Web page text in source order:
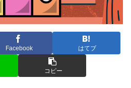
Facebook はてブ
コピー